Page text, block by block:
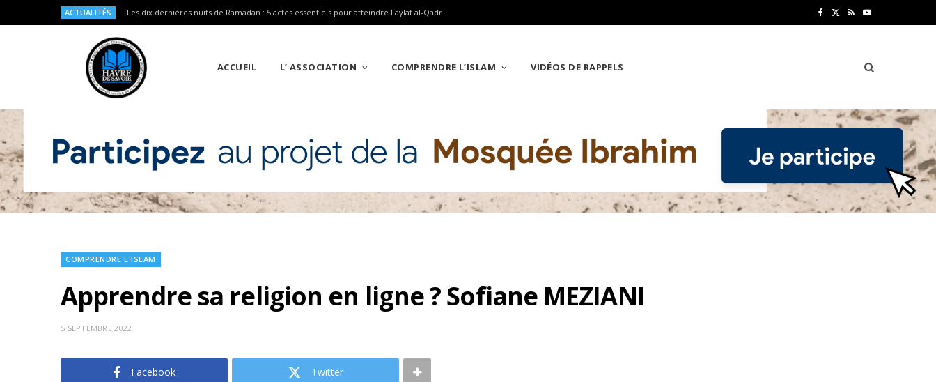
ACTUALITÉS Les dix dernières nuits de Ramadan : 5 actes essentiels pour atteindre Laylat al-Qadr
b
o
i
t
r
R Y
u
u
e
ACCUEIL L’ ASSOCIATION COMPRENDRE L’ISLAM VIDÉOS DE RAPPELS
COMPRENDRE L'ISLAM
Apprendre sa religion en ligne ? Sofiane MEZIANI
5 SEPTEMBRE 2022
Facebook Twitter